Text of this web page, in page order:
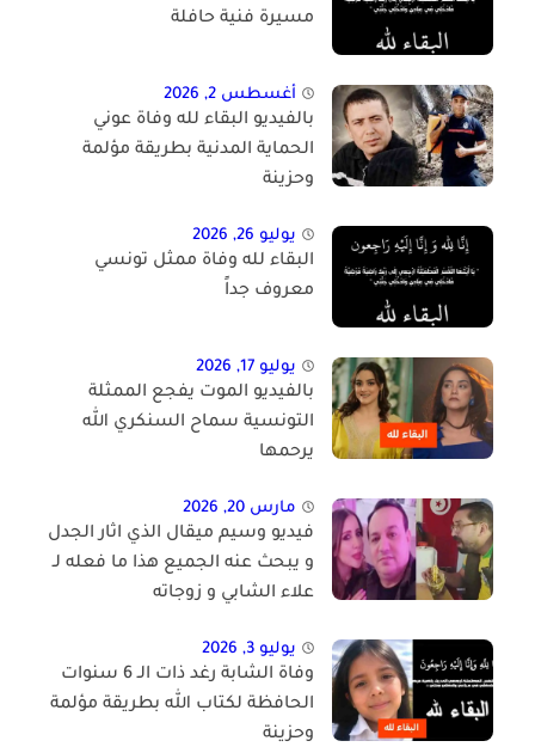
مسيرة فنية حافلة
أغسطس 2, 2026
بالفيديو البقاء لله وفاة عوني
الحماية المدنية بطريقة مؤلمة
وحزينة
يوليو 26, 2026
البقاء لله وفاة ممثل تونسي
معروف جداً
يوليو 17, 2026
بالفيديو الموت يفجع الممثلة
التونسية سماح السنكري الله
يرحمها
مارس 20, 2026
فيديو وسيم ميقال الذي اثار الجدل
و يبحث عنه الجميع هذا ما فعله لـ
علاء الشابي و زوجاته
يوليو 3, 2026
وفاة الشابة رغد ذات الـ 6 سنوات
الحافظة لكتاب الله بطريقة مؤلمة
وحزينة